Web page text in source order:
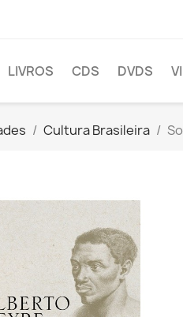
LIVROS CDS DVDS
Cultura Brasileira